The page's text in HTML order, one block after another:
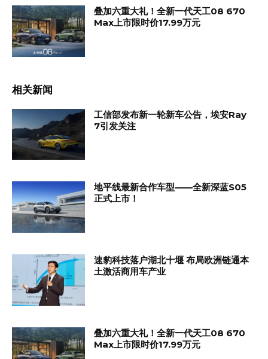
叠加六重大礼！全新一代天工08 670
Max上市限时价17.99万元
相关新闻
工信部发布新一轮新车公告，埃安Ray
7引发关注
地平线最新合作车型——全新深蓝S05
正式上市！
速豹科技落户湖北十堰 布局欧洲链通本
土激活商用车产业
叠加六重大礼！全新一代天工08 670
Max上市限时价17.99万元